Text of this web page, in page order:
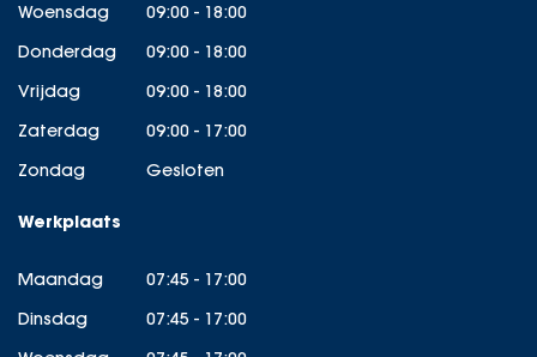
Woensdag
09:00 - 18:00
Donderdag
09:00 - 18:00
Vrijdag
09:00 - 18:00
Zaterdag
09:00 - 17:00
Zondag
Gesloten
Werkplaats
Maandag
07:45 - 17:00
Dinsdag
07:45 - 17:00